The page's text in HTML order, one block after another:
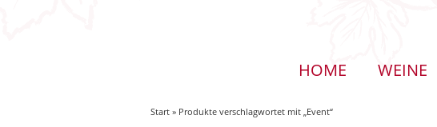
HOME WEINE
Start » Produkte verschlagwortet mit „Event“